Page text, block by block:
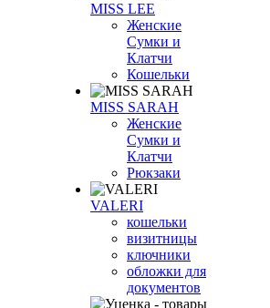
MISS LEE
Женские
Сумки и
Клатчи
Кошельки
MISS SARAH
Женские
Сумки и
Клатчи
Рюкзаки
VALERI
кошельки
визитницы
ключники
обложки для
документов